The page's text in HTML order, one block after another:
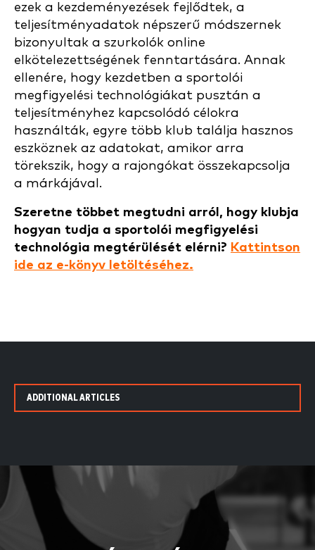
ezek a kezdeményezések fejlődtek, a
teljesítményadatok népszerű módszernek
bizonyultak a szurkolók online
elkötelezettségének fenntartására. Annak
ellenére, hogy kezdetben a sportolói
megfigyelési technológiákat pusztán a
teljesítményhez kapcsolódó célokra
használták, egyre több klub találja hasznos
eszköznek az adatokat, amikor arra
törekszik, hogy a rajongókat összekapcsolja
a márkájával.
Szeretne többet megtudni arról, hogy klubja
hogyan tudja a sportolói megfigyelési
technológia megtérülését elérni? Kattintson
ide az e-könyv letöltéséhez.
ADDITIONAL ARTICLES